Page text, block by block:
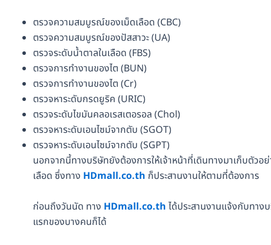
ตรวจความสมบูรณ์ของเม็ดเลือด (CBC)
ตรวจความสมบูรณ์ของปัสสาวะ (UA)
ตรวจระดับน้ำตาลในเลือด (FBS)
ตรวจการทำงานของไต (BUN)
ตรวจการทำงานของไต (Cr)
ตรวจหาระดับกรดยูริค (URIC)
ตรวจระดับไขมันคลอเรสเตอรอล (Chol)
ตรวจหาระดับเอนไซม์จากตับ (SGOT)
ตรวจหาระดับเอนไซม์จากตับ (SGPT)
นอกจากนี้ทางบริษัทยังต้องการให้เจ้าหน้าที่เดินทางมาเก็บตัวอ
เลือด ซึ่งทาง HDmall.co.th ก็ประสานงานให้ตามที่ต้องการ
ก่อนถึงวันนัด ทาง HDmall.co.th ได้ประสานงานแจ้งกับทาง
แรกของบางคนก็ได้